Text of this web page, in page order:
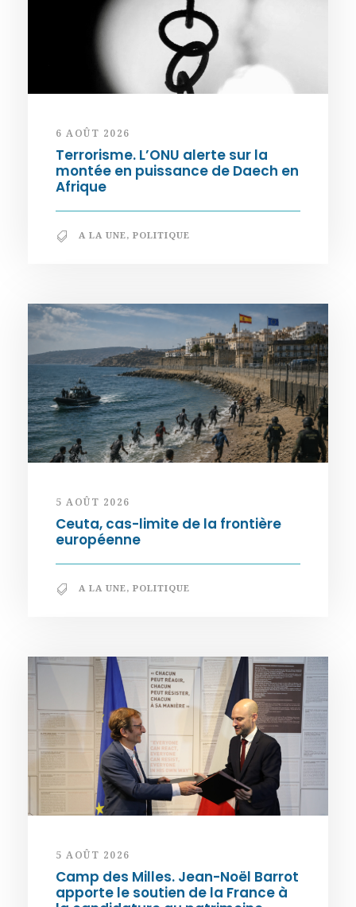
6 AOÛT 2026
Terrorisme. L’ONU alerte sur la
montée en puissance de Daech en
Afrique
A LA UNE, POLITIQUE
5 AOÛT 2026
Ceuta, cas-limite de la frontière
européenne
A LA UNE, POLITIQUE
5 AOÛT 2026
Camp des Milles. Jean-Noël Barrot
apporte le soutien de la France à